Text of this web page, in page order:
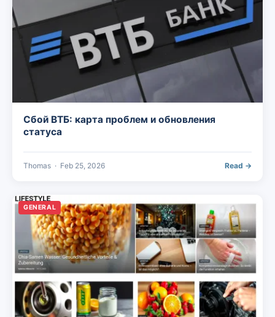
Сбой ВТБ: карта проблем и обновления
статуса
Thomas · Feb 25, 2026 Read →
GENERAL